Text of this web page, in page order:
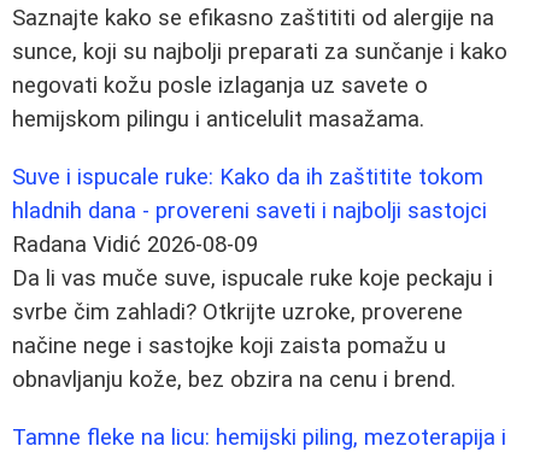
Saznajte kako se efikasno zaštititi od alergije na
sunce, koji su najbolji preparati za sunčanje i kako
negovati kožu posle izlaganja uz savete o
hemijskom pilingu i anticelulit masažama.
Suve i ispucale ruke: Kako da ih zaštitite tokom
hladnih dana - provereni saveti i najbolji sastojci
Radana Vidić 2026-08-09
Da li vas muče suve, ispucale ruke koje peckaju i
svrbe čim zahladi? Otkrijte uzroke, proverene
načine nege i sastojke koji zaista pomažu u
obnavljanju kože, bez obzira na cenu i brend.
Tamne fleke na licu: hemijski piling, mezoterapija i